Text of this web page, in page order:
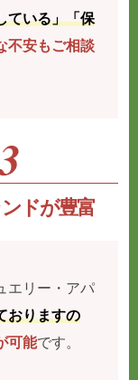
ている」「保
不安もご相談
ドが豊富
エリー・アパ
おりますの
可能です。